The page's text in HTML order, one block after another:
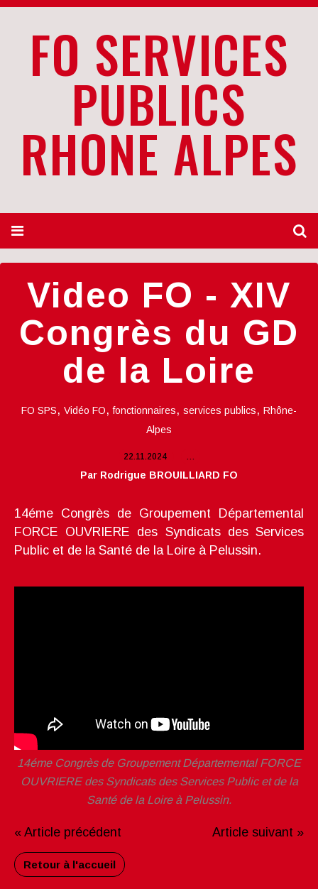
FO SERVICES
PUBLICS
RHONE ALPES
Video FO - XIV
Congrès du GD
de la Loire
FO SPS, Vidéo FO,fonctionnaires, services publics, Rhône-
Alpes
22.11.2024 …
Par Rodrigue BROUILLIARD FO
14éme Congrès de Groupement Départemental
FORCE OUVRIERE des Syndicats des Services
Public et de la Santé de la Loire à Pelussin.
14éme Congrès de Groupement Départemental FORCE
OUVRIERE des Syndicats des Services Public et de la
Santé de la Loire à Pelussin.
« Article précédent Article suivant »
Retour à l'accueil